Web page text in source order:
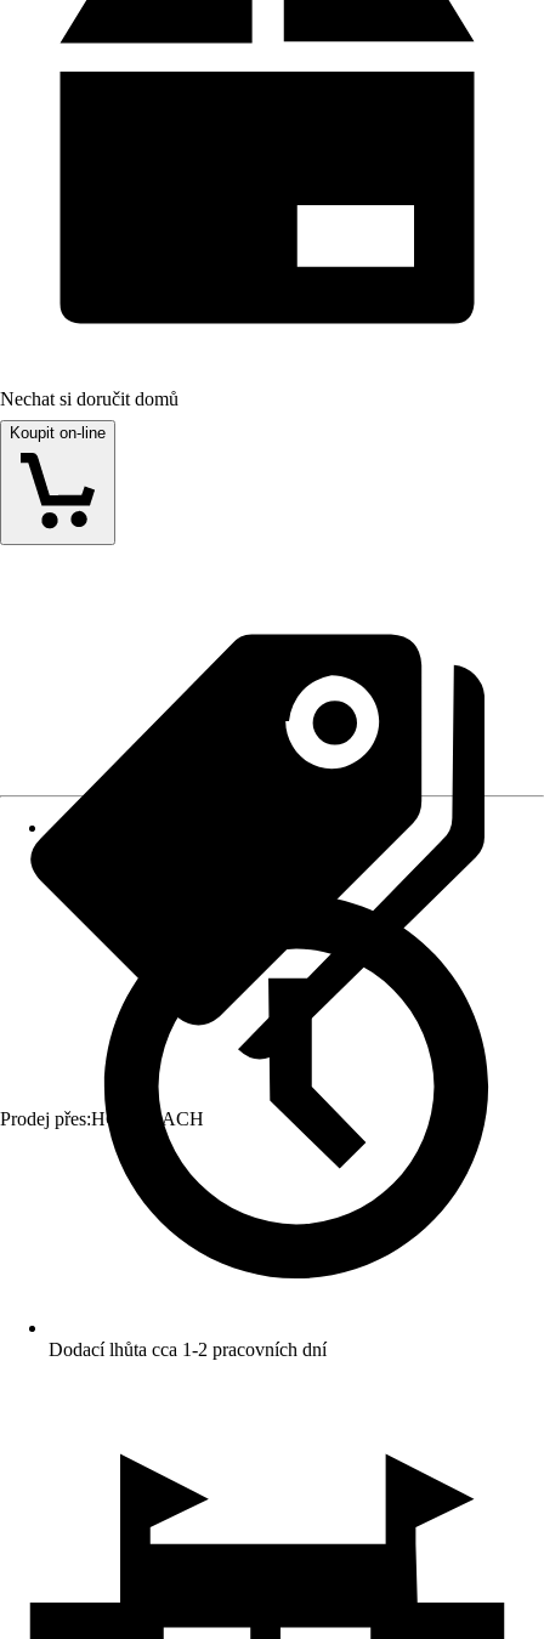
Nechat si doručit domů
Koupit on-line
Prodej přes:HORNBACH
Dodací lhůta cca 1-2 pracovních dní